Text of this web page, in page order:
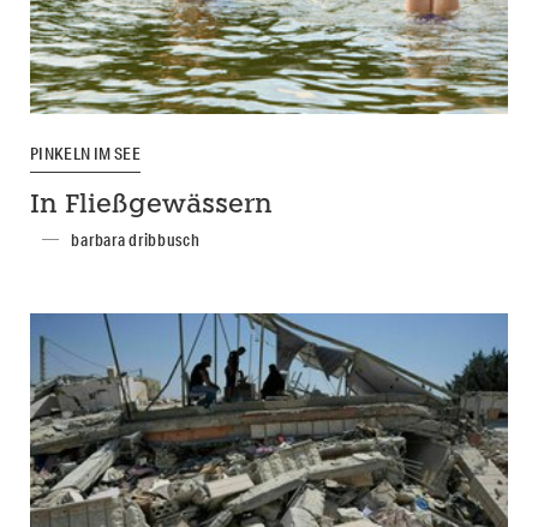
PINKELN IM SEE
In Fließgewässern
barbara dribbusch